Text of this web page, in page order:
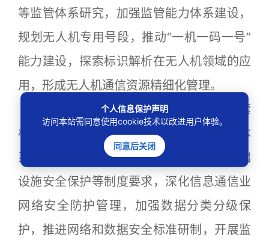
等监管体系研究，加强监管能力体系建设，
规划无人机专用号段，推动“一机一码一号”
能力建设，探索标识解析在无人机领域的应
用，形成无人机通信资源精细化管理。
（九）强化网络和数据安全保障。探索
构建信息类基础设施网络和数据安全保障体
系，落实网络安全等级保护、关键信息基础
设施安全保护等制度要求，深化信息通信业
网络安全防护管理，加强数据分类分级保
护，推进网络和数据安全标准研制，开展监
个人信息保护声明
访问本站需同意使用cookie技术以改进用户体验。
同意后关闭